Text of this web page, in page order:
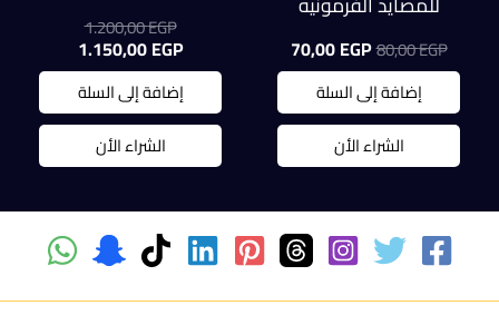
مقسمه اكياس صغيرة
80,00EGP السعر
الأصلي
هو:
80,00 EGP.
70,00EGP
الحالي
70,00 EGP.
إضافة إلى السلة
الشراء الأن
1.200,00EGP السعر
الأصلي
هو:
1.200,00 EGP.
1.150,00EGP
الحالي
هو:
1.150,00 EGP.
إضافة إلى السلة
الشراء الأن